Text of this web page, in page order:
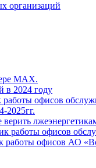
организаций
MAX.
в 2024 году
офисов
2025гг.
работы офисов
работы офисов АО